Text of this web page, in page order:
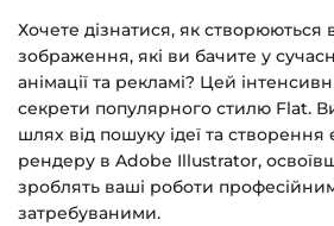
на email.
Доступ до курсів: без
Детальніше про оплату та
>>>
Хочете дізнатися, як створюються
зображення, які ви бачите у
анімації та рекламі? Цей
секрети популярного стилю Flat.
шлях від пошуку ідеї та створення
рендеру в Adobe Illustrator,
зроблять ваші роботи
затребуваними.